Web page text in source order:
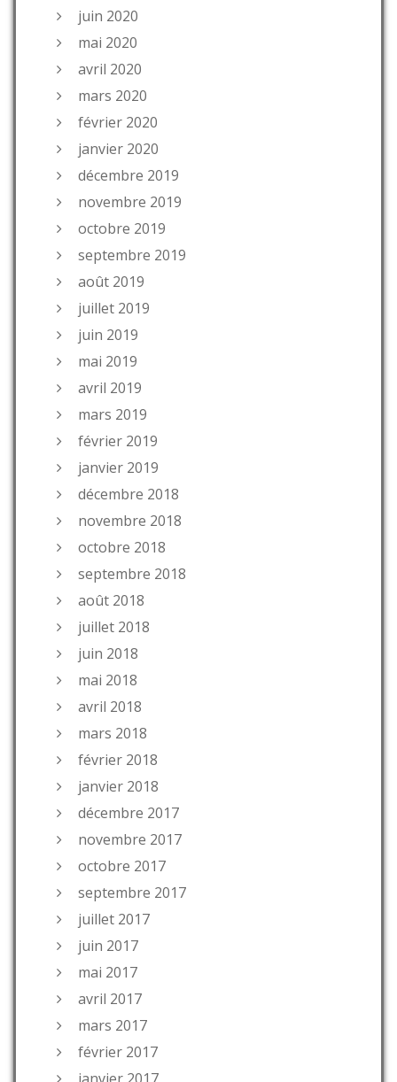
juin 2020
mai 2020
avril 2020
mars 2020
février 2020
janvier 2020
décembre 2019
novembre 2019
octobre 2019
septembre 2019
août 2019
juillet 2019
juin 2019
mai 2019
avril 2019
mars 2019
février 2019
janvier 2019
décembre 2018
novembre 2018
octobre 2018
septembre 2018
août 2018
juillet 2018
juin 2018
mai 2018
avril 2018
mars 2018
février 2018
janvier 2018
décembre 2017
novembre 2017
octobre 2017
septembre 2017
juillet 2017
juin 2017
mai 2017
avril 2017
mars 2017
février 2017